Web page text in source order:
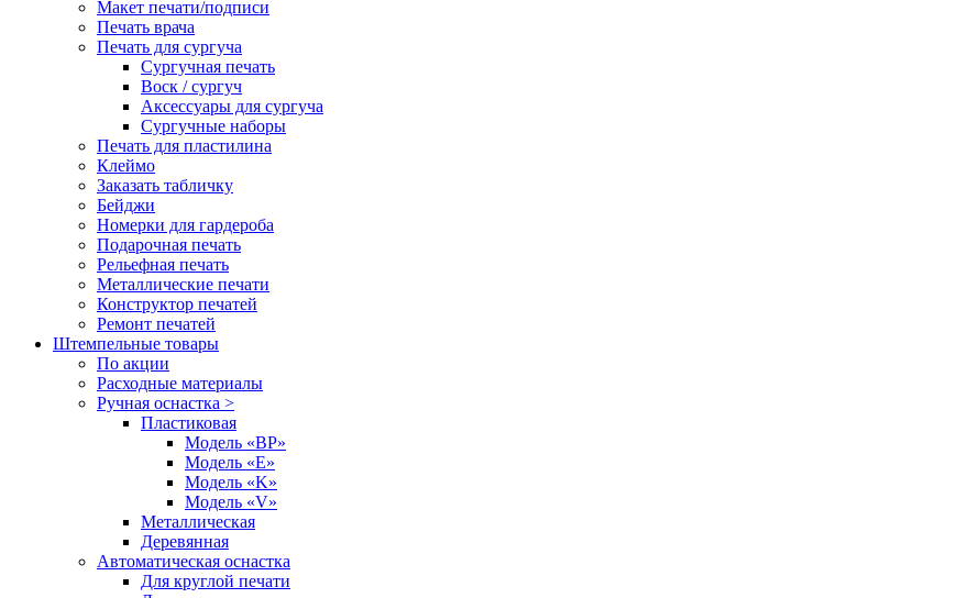
Макет печати/подписи
Печать врача
Печать для сургуча
Сургучная печать
Воск / сургуч
Аксессуары для сургуча
Сургучные наборы
Печать для пластилина
Клеймо
Заказать табличку
Бейджи
Номерки для гардероба
Подарочная печать
Рельефная печать
Металлические печати
Конструктор печатей
Ремонт печатей
Штемпельные товары
По акции
Расходные материалы
Ручная оснастка >
Пластиковая
Модель «BP»
Модель «E»
Модель «K»
Модель «V»
Металлическая
Деревянная
Автоматическая оснастка
Для круглой печати